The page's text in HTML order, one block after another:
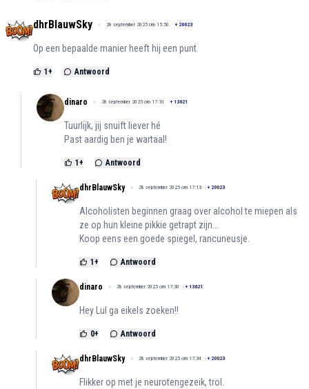
dhrBlauwSky 28 september 2025 om 15:50 + 20023
Op een bepaalde manier heeft hij een punt.
1+ Antwoord
dinaro 28 september 2025 om 17:10 + 13621
Tuurlijk, jij snuift liever hé
Past aardig ben je wartaal!
1+ Antwoord
dhrBlauwSky 28 september 2025 om 17:13 + 20023
Alcoholisten beginnen graag over alcohol te miepen als
ze op hun kleine pikkie getrapt zijn...
Koop eens een goede spiegel, rancuneusje.
1+ Antwoord
dinaro 28 september 2025 om 17:30 + 13621
Hey Lul ga eikels zoeken!!
0+ Antwoord
dhrBlauwSky 28 september 2025 om 17:34 + 20023
Flikker op met je neurotengezeik, trol.